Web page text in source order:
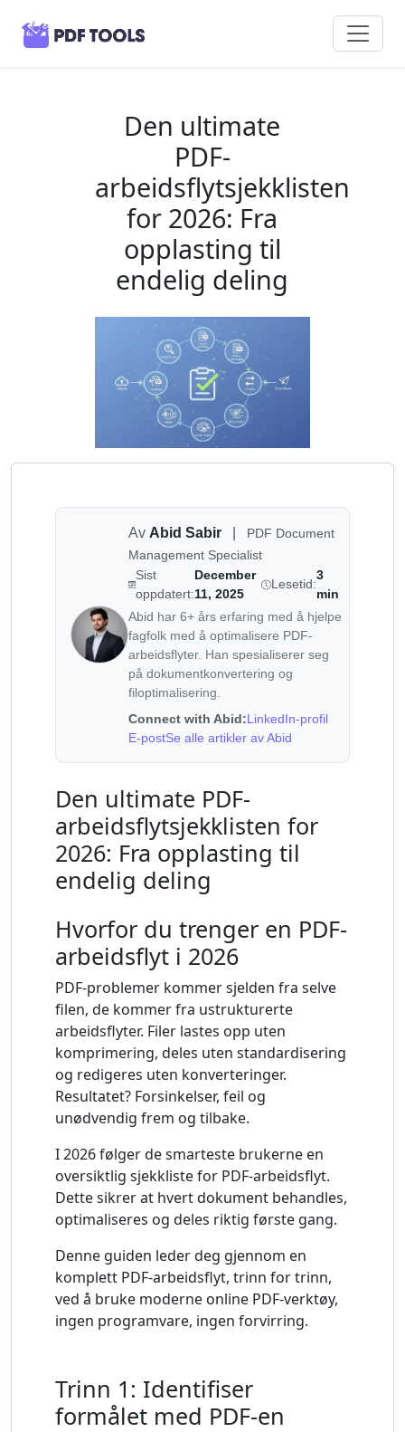
Den ultimate
PDF-
arbeidsflytsjekklisten
for 2026: Fra
opplasting til
endelig deling
Av Abid Sabir
PDF Document
Management Specialist
Sist
oppdatert:
December
11, 2025
Lesetid:
3
min
Abid har 6+ års erfaring med å hjelpe
fagfolk med å optimalisere PDF-
arbeidsflyter. Han spesialiserer seg
på dokumentkonvertering og
filoptimalisering.
Connect with Abid:LinkedIn-profil
E-postSe alle artikler av Abid
Den ultimate PDF-
arbeidsflytsjekklisten for
2026: Fra opplasting til
endelig deling
Hvorfor du trenger en PDF-
arbeidsflyt i 2026
PDF-problemer kommer sjelden fra selve
filen, de kommer fra ustrukturerte
arbeidsflyter. Filer lastes opp uten
komprimering, deles uten standardisering
og redigeres uten konverteringer.
Resultatet? Forsinkelser, feil og
unødvendig frem og tilbake.
I 2026 følger de smarteste brukerne en
oversiktlig sjekkliste for PDF-arbeidsflyt.
Dette sikrer at hvert dokument behandles,
optimaliseres og deles riktig første gang.
Denne guiden leder deg gjennom en
komplett PDF-arbeidsflyt, trinn for trinn,
ved å bruke moderne online PDF-verktøy,
ingen programvare, ingen forvirring.
Trinn 1: Identifiser
formålet med PDF-en